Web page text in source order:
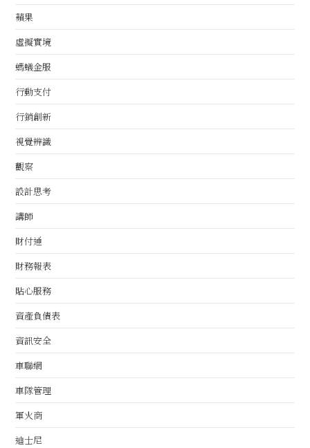
蘋果
虛擬實境
螞蟻金服
行動支付
行銷創新
視覺辨識
觀察
設計思考
講師
財付通
財務報表
貼心服務
資產負債表
資訊安全
車聯網
車隊管理
軍火商
迪士尼